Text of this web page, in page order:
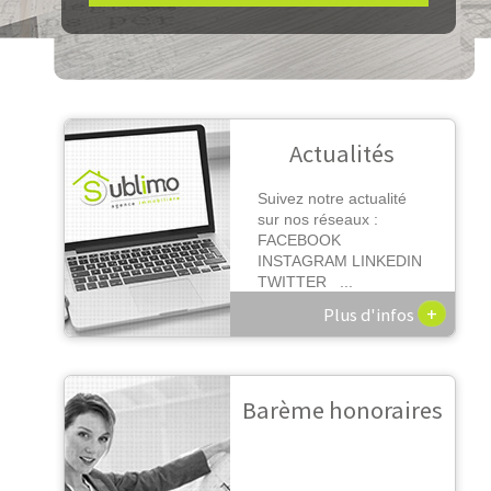
Actualités
Suivez notre actualité
sur nos réseaux :
FACEBOOK
INSTAGRAM LINKEDIN
TWITTER ...
Plus d'infos +
Barème honoraires